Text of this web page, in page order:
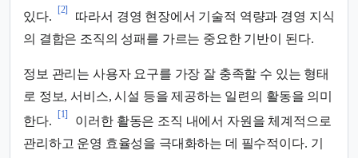
있다.
[2]
따라서 경영 현장에서 기술적 역량과 경영 지식
의 결합은 조직의 성패를 가르는 중요한 기반이 된다.
정보 관리는 사용자 요구를 가장 잘 충족할 수 있는 형태
로 정보, 서비스, 시설 등을 제공하는 일련의 활동을 의미
한다.
[1]
이러한 활동은 조직 내에서 자원을 체계적으로
관리하고 운영 효율성을 극대화하는 데 필수적이다. 기